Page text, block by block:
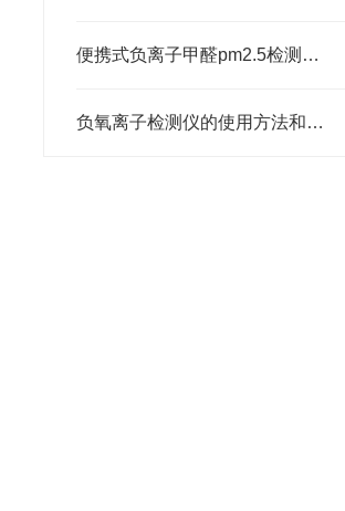
便携式负离子甲醛pm2.5检测仪的应用及原理
负氧离子检测仪的使用方法和维护保养